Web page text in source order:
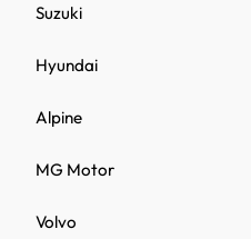
MG Motor
Volvo
Hyundai
Alpine
Suzuki